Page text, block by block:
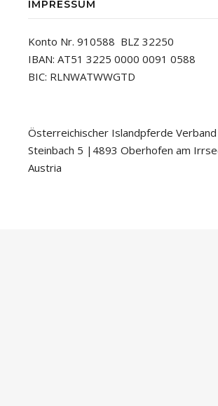
IMPRESSUM
Konto Nr. 910588 BLZ 32250
IBAN: AT51 3225 0000 0091 0588
BIC: RLNWATWWGTD
Österreichischer Islandpferde Verband
Steinbach 5 |4893 Oberhofen am
Austria